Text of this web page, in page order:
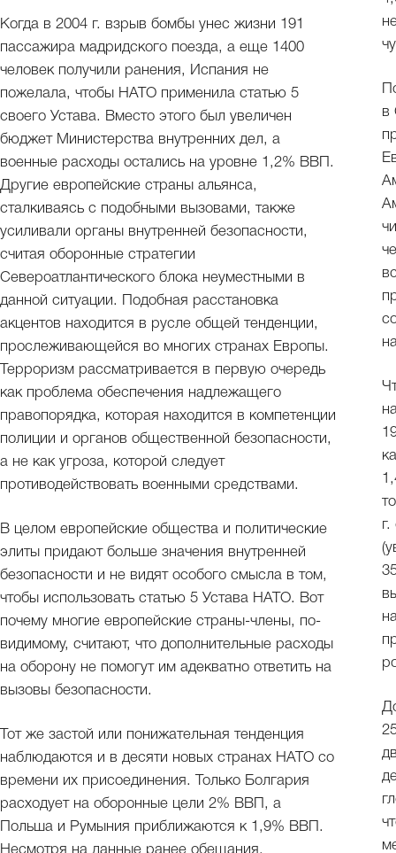
Когда в 2004 г. взрыв бомбы унес жизни 191
пассажира мадридского поезда, а еще 1400
человек получили ранения, Испания не
пожелала, чтобы НАТО применила статью 5
своего Устава. Вместо этого был увеличен
бюджет Министерства внутренних дел, а
военные расходы остались на уровне 1,2% ВВП.
Другие европейские страны альянса,
сталкиваясь с подобными вызовами, также
усиливали органы внутренней безопасности,
считая оборонные стратегии
Североатлантического блока неуместными в
данной ситуации. Подобная расстановка
акцентов находится в русле общей тенденции,
прослеживающейся во многих странах Европы.
Терроризм рассматривается в первую очередь
как проблема обеспечения надлежащего
правопорядка, которая находится в компетенции
полиции и органов общественной безопасности,
а не как угроза, которой следует
противодействовать военными средствами.
В целом европейские общества и политические
элиты придают больше значения внутренней
безопасности и не видят особого смысла в том,
чтобы использовать статью 5 Устава НАТО. Вот
почему многие европейские страны-члены, по-
видимому, считают, что дополнительные расходы
на оборону не помогут им адекватно ответить на
вызовы безопасности.
Тот же застой или понижательная тенденция
наблюдаются и в десяти новых странах НАТО со
времени их присоединения. Только Болгария
расходует на оборонные цели 2% ВВП, а
Польша и Румыния приближаются к 1,9% ВВП.
Несмотря на данные ранее обещания,
в